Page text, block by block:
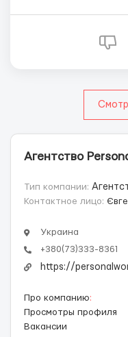
Агентство
Тип компании:
Контактное лицо:
Украина
+380(73)333-8361
https://
Про компанию:
Просмотры профиля
Вакансии